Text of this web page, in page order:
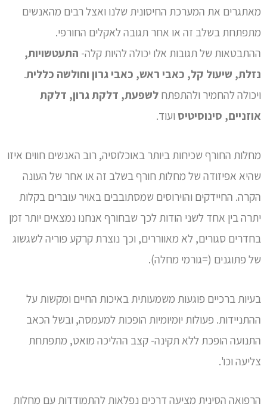
מאתגרים את המערכת החיסונית שלנו ואצל רבים מהאנשים
מתפתחת בשלב זה או אחר תגובה לאקלים החורפי.
ההתבטאות של תגובות אלו יכולה להיות קלה- התעטשויות,
נזלת, שיעול קל, כאבי ראש, כאבי גרון וחולשה כללית.
ויכולה להחמיר ולהתפתח לשפעת, דלקת גרון, דלקת
אוזניים, סינוסיטיס ועוד.
מחלות החורף שכיחות ביותר באוכלוסיה, רוב האנשים חווים איזו
שהיא אפיזודה של מחלות חורף בשלב זה או אחר של העונה
הקרה. החיידקים והוירוסים שמסתובבים באויר עוברים בקלות
יתרה בין אחד לשני הודות לכך שבחורף אנחנו נמצאים יותר זמן
בחדרים סגורים, לא מאווררים, וכך נוצרת קרקע פוריה לשגשוג
של פתוגנים (=גורמי מחלה).
בעיות ברכיים פוגעות משמעותית באיכות החיים ומקשות על
ההתניידות. פעולות יומיומיות הופכות למעמסה, ובשל הכאב
התנועה הופכת ללא תקינה- קצב ההליכה מואט, מתפתחת
צליעה וכו'.
הרפואה הסינית מציעה דרכים נפלאות להתמודדות עם מחלות